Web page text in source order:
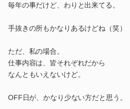
毎年の事だけど、わりと出来てる。
手抜きの所もかなりあるけどね（笑）
ただ、私の場合。
仕事内容は、皆それぞれだから
なんともいえないけど。
OFF日が、かなり少ない方だと思う。